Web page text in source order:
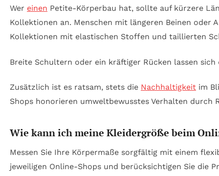
Wer einen Petite-Körperbau hat, sollte auf kürzere
Kollektionen an. Menschen mit längeren Beinen
Kollektionen mit elastischen Stoffen und taillierten
Breite Schultern oder ein kräftiger Rücken lassen
Zusätzlich ist es ratsam, stets die Nachhaltigkeit im
Shops honorieren umweltbewusstes Verhalten
Wie kann ich meine Kleidergröße beim
Messen Sie Ihre Körpermaße sorgfältig mit einem
jeweiligen Online-Shops und berücksichtigen Sie die